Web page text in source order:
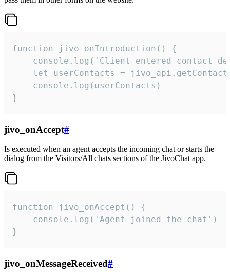
function jivo_onIntroduction() {
console.log('Client entered contact
let userContacts =
    console.log(userContacts)
}
jivo_onAccept#
Is executed when an agent accepts the incoming chat or starts the
dialog from the Visitors/All chats sections of the JivoChat app.
function jivo_onAccept() {
}
jivo_onMessageReceived#